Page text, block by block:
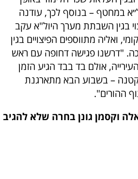
במחטף – בנוסף לכך, עודנה
בגין השבתת מערך היול"א עקב
ואליה מתווספים הפיצויים בגין
"דרשנו פגישה דחופה עם ראש
אולם בד בבד הגיע הזמן
קטנה – בשבוע הבא מתארגנת
ההורים".
וקסמן גונן בחרה שלא להגיב